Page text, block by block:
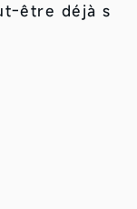
être déjà s